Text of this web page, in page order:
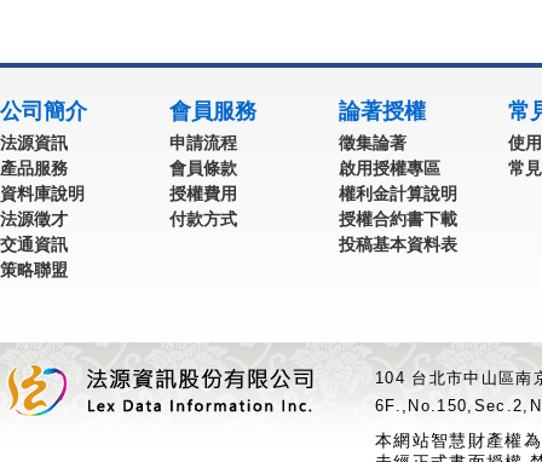
公司簡介
法源資訊
產品服務
資料庫說明
法源徵才
交通資訊
策略聯盟
會員服務
申請流程
會員條款
授權費用
付款方式
論著授權
徵集論著
啟用授權專區
權利金計算說明
授權合約書下載
投稿基本資料表
常
使
常
104 台北市中山區
本網站智慧財產權